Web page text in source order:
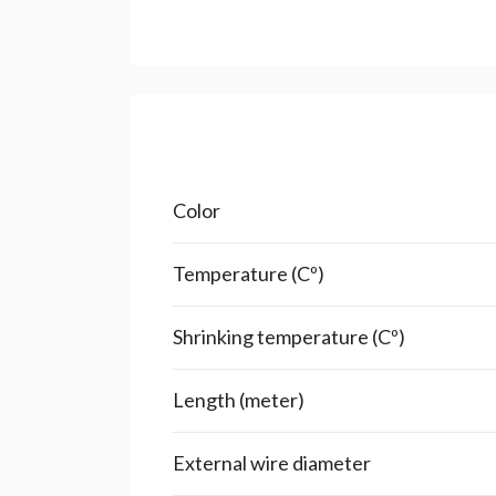
Color
Temperature (Cº)
Shrinking temperature (Cº)
Length (meter)
External wire diameter